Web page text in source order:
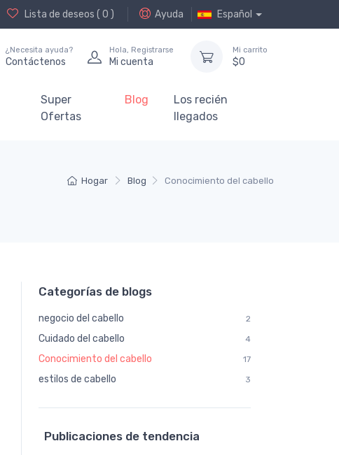
Lista de deseos (0 ) Ayuda Español
¿Necesita ayuda?
Contáctenos
Hola, Registrarse
Mi cuenta
Mi carrito
$0
Super
Ofertas
Blog
Los recién
llegados
Hogar Blog Conocimiento del cabello
Categorías de blogs
negocio del cabello 2
Cuidado del cabello 4
Conocimiento del cabello 17
estilos de cabello 3
Publicaciones de tendencia